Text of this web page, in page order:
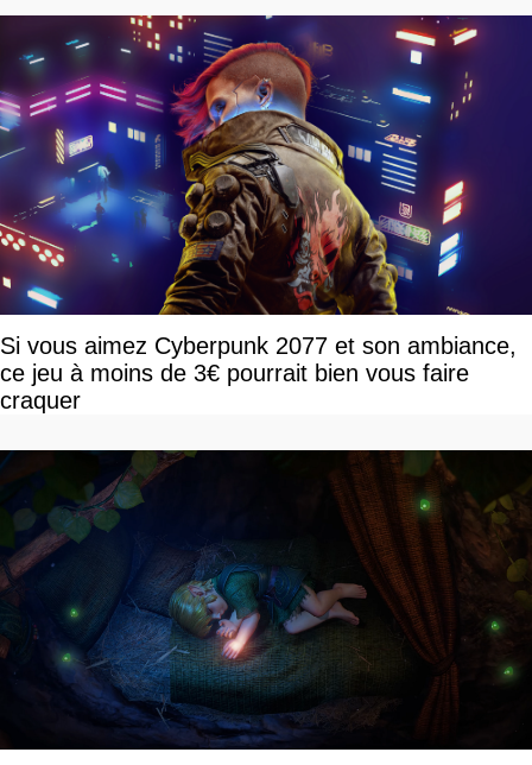
Si vous aimez Cyberpunk 2077 et son ambiance,
ce jeu à moins de 3€ pourrait bien vous faire
craquer